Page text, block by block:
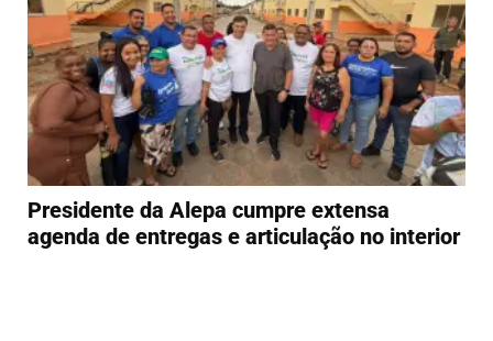
Presidente da Alepa cumpre extensa
agenda de entregas e articulação no interior